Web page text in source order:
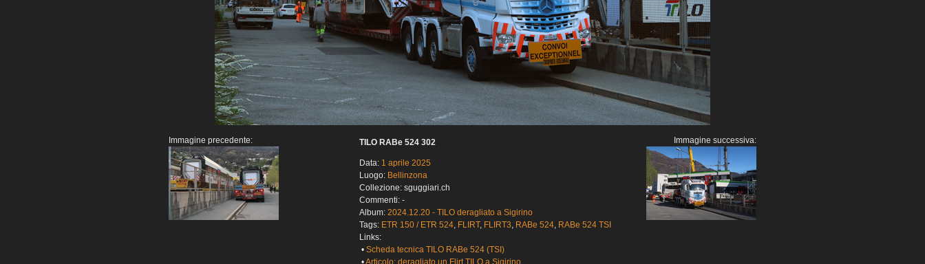
Immagine precedente: TILO RABe 524 302
Data: 1 aprile 2025
Luogo: Bellinzona
Collezione: sguggiari.ch
Commenti: -
Album: 2024.12.20 - TILO deragliato a Sigirino
Tags: ETR 150 / ETR 524, FLIRT, FLIRT3, RABe 524, RABe 524 TSI
Links:
• Scheda tecnica TILO RABe 524 (TSI)
Immagine successiva: